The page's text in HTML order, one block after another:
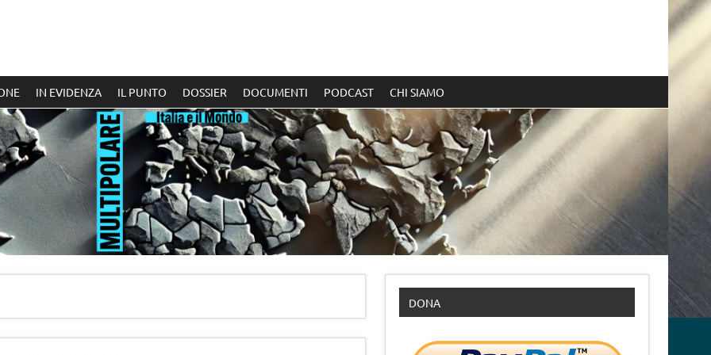
IN EVIDENZA IL PUNTO DOSSIER DOCUMENTI PODCAST CHI SIAMO
DONA